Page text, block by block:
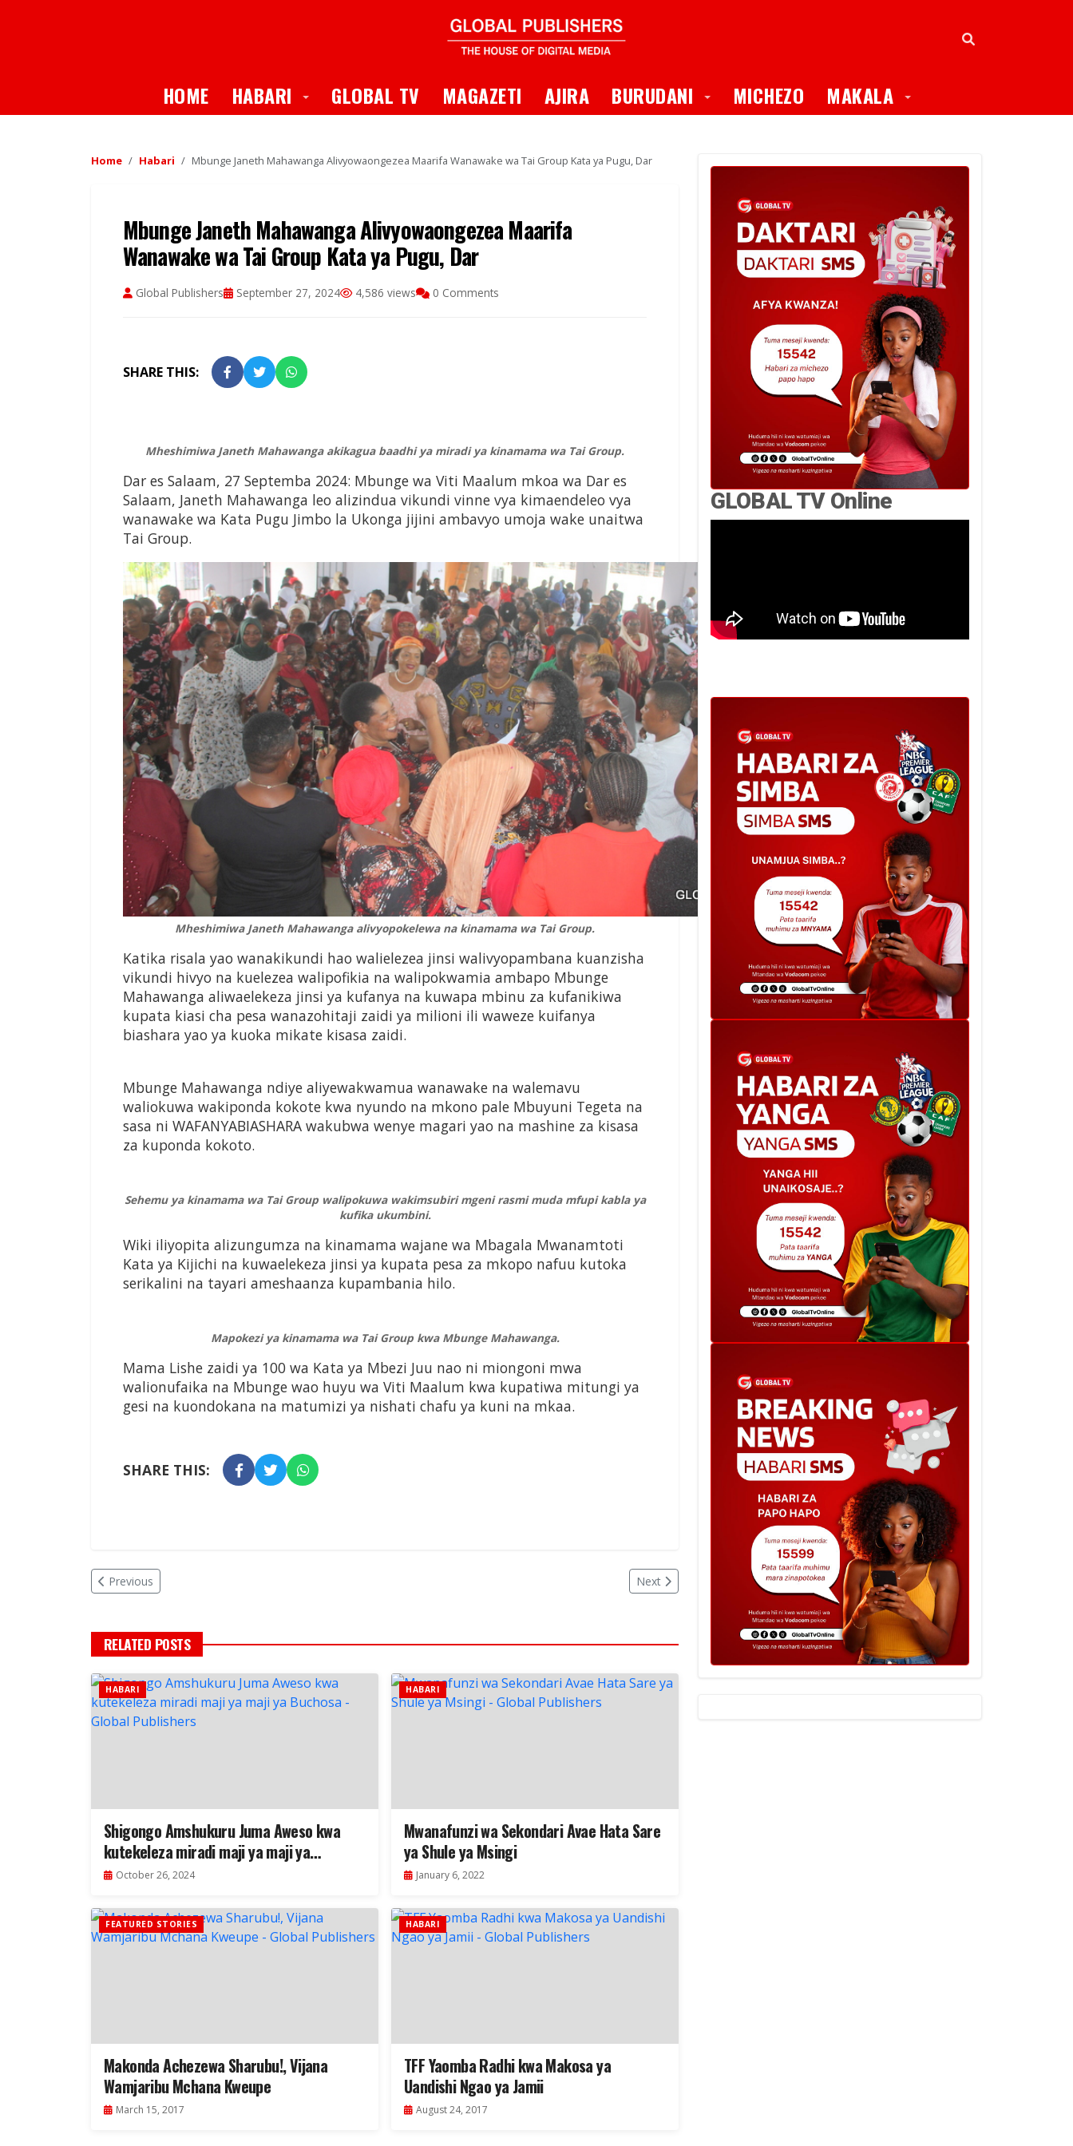
HOME HABARI Toggle Dropdown
GLOBAL TV MAGAZETI AJIRA BURUDANI Toggle Dropdown
MICHEZO MAKALA Toggle Dropdown
Home Habari Mbunge Janeth Mahawanga Alivyowaongezea Maarifa Wanawake wa Tai Group Kata ya Pugu, Dar
Mbunge Janeth Mahawanga Alivyowaongezea Maarifa
Wanawake wa Tai Group Kata ya Pugu, Dar
Global Publishers September 27, 2024 4,586 views 0 Comments
SHARE THIS:
Mheshimiwa Janeth Mahawanga akikagua baadhi ya miradi ya kinamama wa Tai Group.
Dar es Salaam, 27 Septemba 2024: Mbunge wa Viti Maalum mkoa wa Dar es
Salaam, Janeth Mahawanga leo alizindua vikundi vinne vya kimaendeleo vya
wanawake wa Kata Pugu Jimbo la Ukonga jijini ambavyo umoja wake unaitwa
Tai Group.
Mheshimiwa Janeth Mahawanga alivyopokelewa na kinamama wa Tai Group.
Katika risala yao wanakikundi hao walielezea jinsi walivyopambana kuanzisha
vikundi hivyo na kuelezea walipofikia na walipokwamia ambapo Mbunge
Mahawanga aliwaelekeza jinsi ya kufanya na kuwapa mbinu za kufanikiwa
kupata kiasi cha pesa wanazohitaji zaidi ya milioni ili waweze kuifanya
biashara yao ya kuoka mikate kisasa zaidi.
Mbunge Mahawanga ndiye aliyewakwamua wanawake na walemavu
waliokuwa wakiponda kokote kwa nyundo na mkono pale Mbuyuni Tegeta na
sasa ni WAFANYABIASHARA wakubwa wenye magari yao na mashine za kisasa
za kuponda kokoto.
Sehemu ya kinamama wa Tai Group walipokuwa wakimsubiri mgeni rasmi muda mfupi kabla ya
kufika ukumbini.
Wiki iliyopita alizungumza na kinamama wajane wa Mbagala Mwanamtoti
Kata ya Kijichi na kuwaelekeza jinsi ya kupata pesa za mkopo nafuu kutoka
serikalini na tayari ameshaanza kupambania hilo.
Mapokezi ya kinamama wa Tai Group kwa Mbunge Mahawanga.
Mama Lishe zaidi ya 100 wa Kata ya Mbezi Juu nao ni miongoni mwa
walionufaika na Mbunge wao huyu wa Viti Maalum kwa kupatiwa mitungi ya
gesi na kuondokana na matumizi ya nishati chafu ya kuni na mkaa.
SHARE THIS:
Previous Next
RELATED POSTS
HABARI
Shigongo Amshukuru Juma Aweso kwa
kutekeleza miradi maji ya maji ya
Buchosa
October 26, 2024
HABARI
Mwanafunzi wa Sekondari Avae Hata Sare
ya Shule ya Msingi
January 6, 2022
FEATURED STORIES
Makonda Achezewa Sharubu!, Vijana
Wamjaribu Mchana Kweupe
March 15, 2017
HABARI
TFF Yaomba Radhi kwa Makosa ya
Uandishi Ngao ya Jamii
August 24, 2017
GLOBAL TV Online